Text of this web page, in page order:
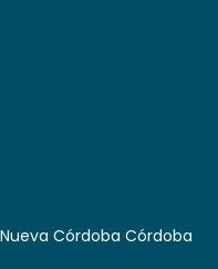
Córdoba Córdoba